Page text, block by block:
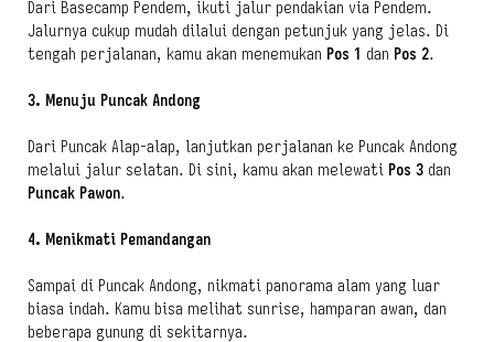
Dari Basecamp Pendem, ikuti jalur pendakian via Pendem.
Jalurnya cukup mudah dilalui dengan petunjuk yang jelas. Di
tengah perjalanan, kamu akan menemukan Pos 1 dan Pos 2.
3. Menuju Puncak Andong
Dari Puncak Alap-alap, lanjutkan perjalanan ke Puncak Andong
melalui jalur selatan. Di sini, kamu akan melewati Pos 3 dan
Puncak Pawon.
4. Menikmati Pemandangan
Sampai di Puncak Andong, nikmati panorama alam yang luar
biasa indah. Kamu bisa melihat sunrise, hamparan awan, dan
beberapa gunung di sekitarnya.